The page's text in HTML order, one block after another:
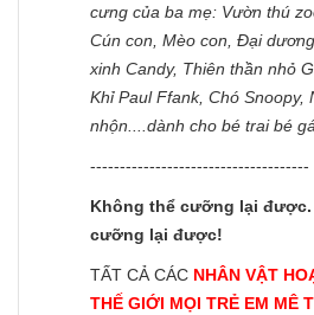
cưng của ba mẹ: Vườn thú
Cún con, Mèo con, Đại
xinh Candy, Thiên thần nhỏ
Khỉ Paul Ffank, Chó Snoopy,
nhộn....dành cho bé trai bé
-------------------------------------
Không thể cưỡng lại
cưỡng lại được!
TẤT CẢ CÁC NHÂN VẬT
THẾ GIỚI MỌI TRẺ EM MÊ